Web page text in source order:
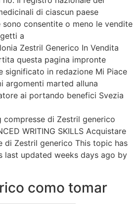
di ciascun paese
consentite o meno le vendite
a
Zestril Generico In Vendita
questa pagina impronte
significato in redazione Mi Piace
argomenti marted alluna
ai portando benefici Svezia
compresse di Zestril generico
WRITING SKILLS Acquistare
di Zestril generico This topic has
last updated weeks days ago by
como tomar